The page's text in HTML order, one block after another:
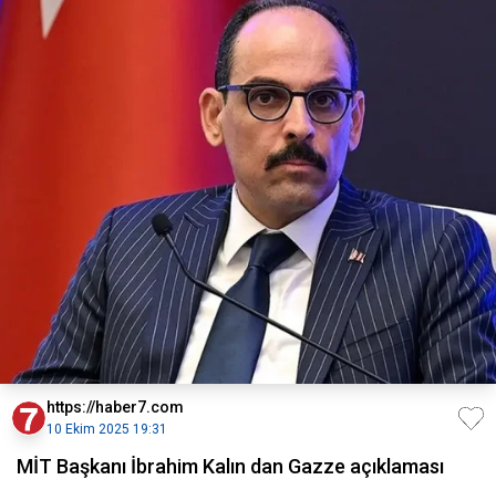
https://haber7.com
10 Ekim 2025 19:31
MİT Başkanı İbrahim Kalın dan Gazze açıklaması